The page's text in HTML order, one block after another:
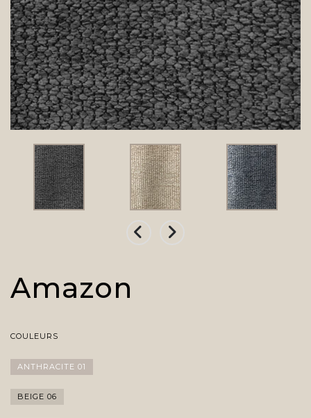
Amazon
COULEURS
ANTHRACITE 01
BEIGE 06